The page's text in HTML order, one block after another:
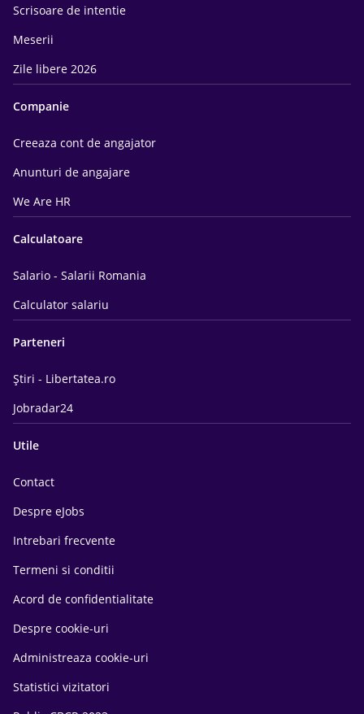
Scrisoare de intentie
Meserii
Zile libere 2026
Companie
Creeaza cont de angajator
Anunturi de angajare
We Are HR
Calculatoare
Salario - Salarii Romania
Calculator salariu
Parteneri
Știri - Libertatea.ro
Jobradar24
Utile
Contact
Despre eJobs
Intrebari frecvente
Termeni si conditii
Acord de confidentialitate
Despre cookie-uri
Administreaza cookie-uri
Statistici vizitatori